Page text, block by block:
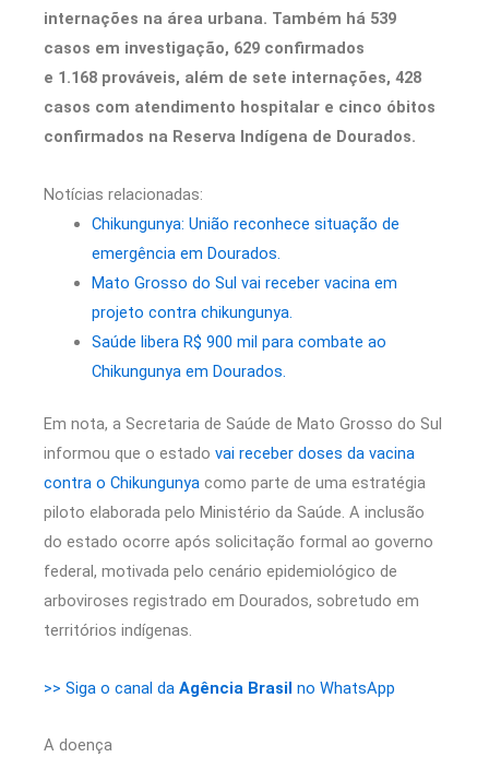
internações na área urbana. Também há 539
casos em investigação, 629 confirmados
e 1.168 prováveis, além de sete internações, 428
casos com atendimento hospitalar e cinco óbitos
confirmados na Reserva Indígena de Dourados.
Notícias relacionadas:
Chikungunya: União reconhece situação de
emergência em Dourados.
Mato Grosso do Sul vai receber vacina em
projeto contra chikungunya.
Saúde libera R$ 900 mil para combate ao
Chikungunya em Dourados.
Em nota, a Secretaria de Saúde de Mato Grosso do Sul
informou que o estado vai receber doses da vacina
contra o Chikungunya como parte de uma estratégia
piloto elaborada pelo Ministério da Saúde. A inclusão
do estado ocorre após solicitação formal ao governo
federal, motivada pelo cenário epidemiológico de
arboviroses registrado em Dourados, sobretudo em
territórios indígenas.
>> Siga o canal da Agência Brasil no WhatsApp
A doença